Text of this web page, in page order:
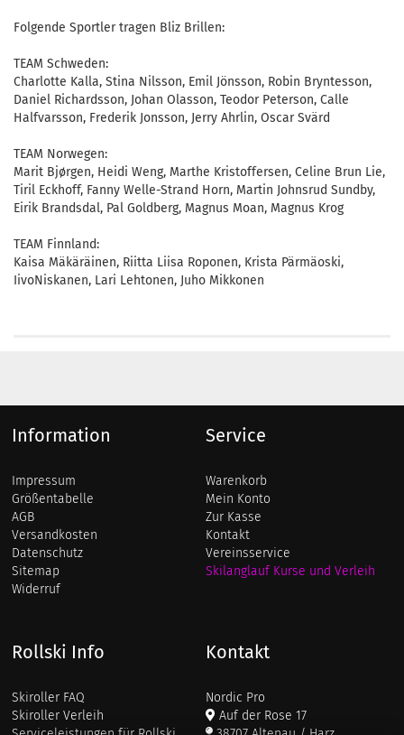
Folgende Sportler tragen Bliz Brillen:
TEAM Schweden:
Charlotte Kalla, Stina Nilsson, Emil Jönsson, Robin Bryntesson,
Daniel Richardsson, Johan Olasson, Teodor Peterson, Calle
Halfvarsson, Frederik Jonsson, Jerry Ahrlin, Oscar Svärd
TEAM Norwegen:
Marit Bjørgen, Heidi Weng, Marthe Kristoffersen, Celine Brun Lie,
Tiril Eckhoff, Fanny Welle-Strand Horn, Martin Johnsrud Sundby,
Eirik Brandsdal, Pal Goldberg, Magnus Moan, Magnus Krog
TEAM Finnland:
Kaisa Mäkäräinen, Riitta Liisa Roponen, Krista Pärmäoski,
IivoNiskanen, Lari Lehtonen, Juho Mikkonen
Information
Impressum
Größentabelle
AGB
Versandkosten
Datenschutz
Sitemap
Widerruf
Service
Warenkorb
Mein Konto
Zur Kasse
Kontakt
Vereinsservice
Skilanglauf Kurse und Verleih
Rollski Info
Skiroller FAQ
Skiroller Verleih
Kontakt
Nordic Pro
Auf der Rose 17